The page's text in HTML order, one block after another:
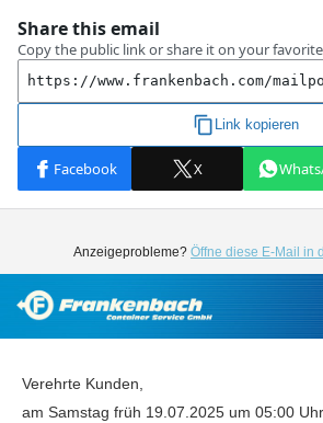
Anzeigeprobleme? Öffne diese E-Mail in
Verehrte Kunden,
am Samstag früh 19.07.2025 um 05:00